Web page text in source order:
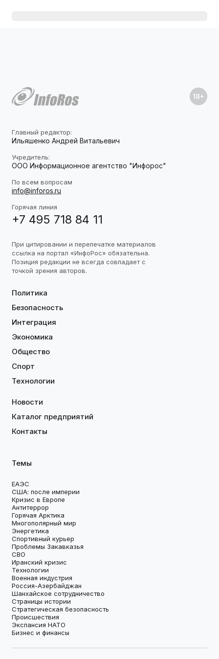
Главный редактор:
Ильяшенко Андрей Витальевич
Учредитель:
ООО Информационное агентство "Инфорос"
По всем вопросам
info@inforos.ru
Горячая линия
+7 495 718 84 11
При цитировании и перепечатке материалов
ссылка на портал «ИнфоРос» обязательна.
Позиция редакции не всегда совпадает с
точкой зрения авторов.
Политика
Безопасность
Интеграция
Экономика
Общество
Спорт
Технологии
Новости
Каталог предприятий
Контакты
Темы
ЕАЭС
США: после империи
Кризис в Европе
Антитеррор
Горячая Арктика
Многополярный мир
Энергетика
Спортивный курьер
Проблемы Закавказья
СВО
Иранский кризис
Технологии
Военная индустрия
Россия-Азербайджан
Шанхайское сотрудничество
Страницы истории
Стратегическая безопасность
Происшествия
Экспансия НАТО
Бизнес и финансы